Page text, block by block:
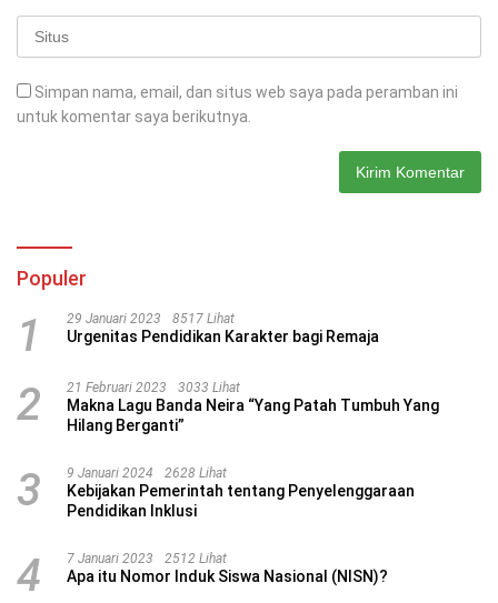
Simpan nama, email, dan situs web saya pada peramban ini
untuk komentar saya berikutnya.
Populer
1 29 Januari 2023 8517 Lihat
Urgenitas Pendidikan Karakter bagi Remaja
2 21 Februari 2023 3033 Lihat
Makna Lagu Banda Neira “Yang Patah Tumbuh Yang
Hilang Berganti”
3 9 Januari 2024 2628 Lihat
Kebijakan Pemerintah tentang Penyelenggaraan
Pendidikan Inklusi
4 7 Januari 2023 2512 Lihat
Apa itu Nomor Induk Siswa Nasional (NISN)?